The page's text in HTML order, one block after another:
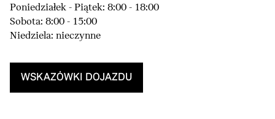
Poniedziałek - Piątek: 8:00 - 18:00
Sobota: 8:00 - 15:00
Niedziela: nieczynne
WSKAZÓWKI DOJAZDU